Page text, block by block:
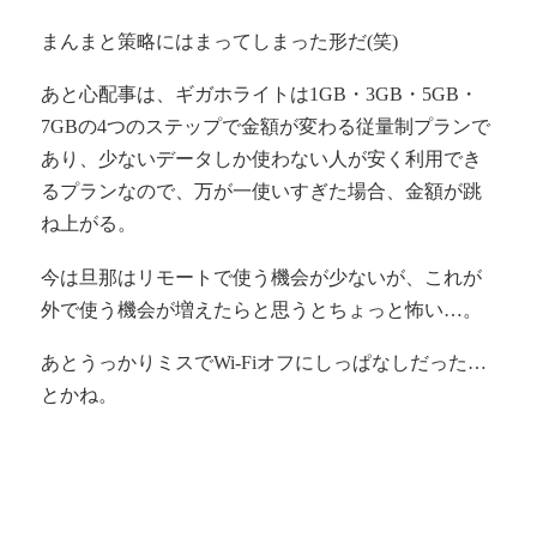
まんまと策略にはまってしまった形だ(笑)
あと心配事は、ギガホライトは1GB・3GB・5GB・
7GBの4つのステップで金額が変わる従量制プランで
あり、少ないデータしか使わない人が安く利用でき
るプランなので、万が一使いすぎた場合、金額が跳
ね上がる。
今は旦那はリモートで使う機会が少ないが、これが
外で使う機会が増えたらと思うとちょっと怖い…。
あとうっかりミスでWi-Fiオフにしっぱなしだった…
とかね。